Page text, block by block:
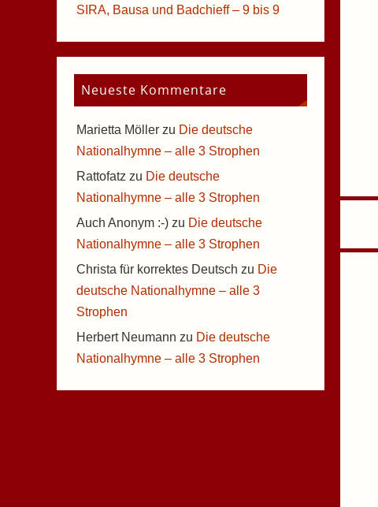
SIRA, Bausa und Badchieff – 9 bis 9
Neueste Kommentare
Marietta Möllerzu Die deutsche
Nationalhymne – alle 3 Strophen
Rattofatz zu Die deutsche
Nationalhymne – alle 3 Strophen
Auch Anonym :-)zu Die deutsche
Nationalhymne – alle 3 Strophen
Christa für korrektes Deutsch zu Die
deutsche Nationalhymne – alle 3
Strophen
Herbert Neumann zu Die deutsche
Nationalhymne – alle 3 Strophen